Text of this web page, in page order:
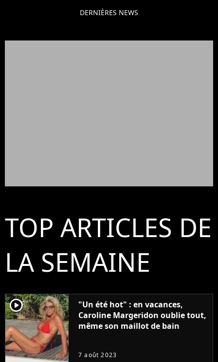
DERNIÈRES NEWS
TOP ARTICLES DE
LA SEMAINE
player2
"Un été hot" : en vacances,
Caroline Margeridon oublie tout,
même son maillot de bain
7 août 2023